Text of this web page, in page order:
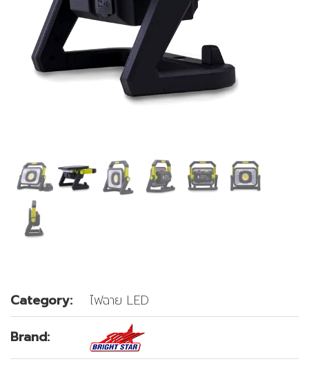
Category:
ไฟฉาย LED
Brand: